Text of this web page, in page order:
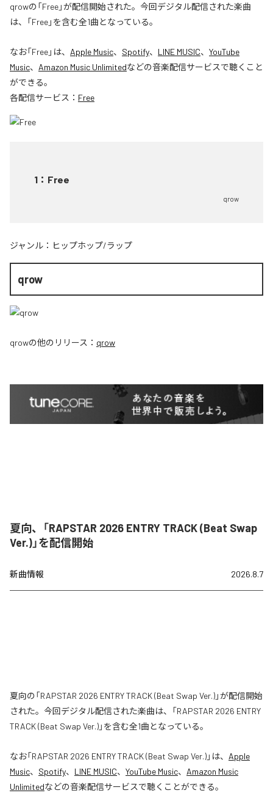
qrowの「Free」が配信開始された。今回デジタル配信された楽曲
は、「Free」を含む全1曲となっている。
なお「Free」は、 Apple Music、 Spotify、 LINE MUSIC、 YouTube
Music、 Amazon Music Unlimitedなどの音楽配信サービスで聴くこと
ができる。
各配信サービス： Free
1 ： Free
qrow
ジャンル： ヒップホップ/ラップ
qrow
qrowの他のリリース： qrow
夏向、「RAPSTAR 2026 ENTRY TRACK (Beat Swap
Ver.)」を配信開始
新曲情報 2026.8.7
夏向の「RAPSTAR 2026 ENTRY TRACK (Beat Swap Ver.)」が配信開始
された。今回デジタル配信された楽曲は、「RAPSTAR 2026 ENTRY
TRACK (Beat Swap Ver.)」を含む全1曲となっている。
なお「RAPSTAR 2026 ENTRY TRACK (Beat Swap Ver.)」は、 Apple
Music、 Spotify、 LINE MUSIC、 YouTube Music、 Amazon Music
Unlimitedなどの音楽配信サービスで聴くことができる。